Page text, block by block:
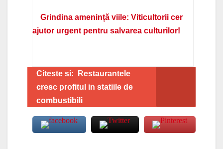
Grindina amenință viile: Viticultorii cer
ajutor urgent pentru salvarea culturilor!
Citeste si:
Restaurantele
cresc profitul in statiile de
combustibili